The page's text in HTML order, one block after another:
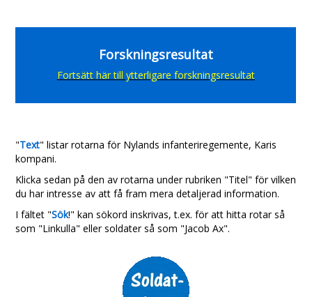
Forskningsresultat
Fortsätt här till ytterligare forskningsresultat
"Text" listar rotarna för Nylands infanteriregemente, Karis
kompani.
Klicka sedan på den av rotarna under rubriken "Titel" för vilken
du har intresse av att få fram mera detaljerad information.
I fältet "Sök!" kan sökord inskrivas, t.ex. för att hitta rotar så
som "Linkulla" eller soldater så som "Jacob Ax".